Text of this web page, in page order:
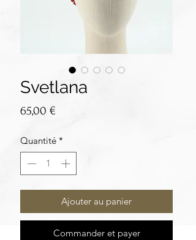
Svetlana
65,00 €
Quantité *
Ajouter au panier
Commander et payer